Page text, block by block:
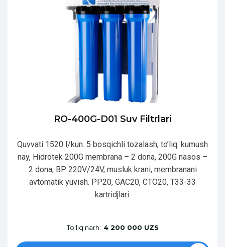
RO-400G-D01 Suv Filtrlari
Quvvati 1520 l/kun. 5 bosqichli tozalash, to’liq: kumush
nay, Hidrotek 200G membrana – 2 dona, 200G nasos –
2 dona, BP 220V/24V, musluk krani, membranani
avtomatik yuvish. PP20, GAC20, CTO20, T33-33
kartridjlari.
To'liq narh: 4 200 000 UZS